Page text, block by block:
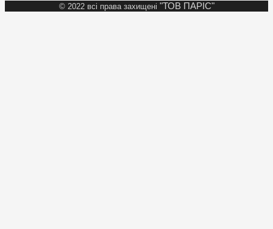
© 2022 всі права захищені "ТОВ ПАРІС"